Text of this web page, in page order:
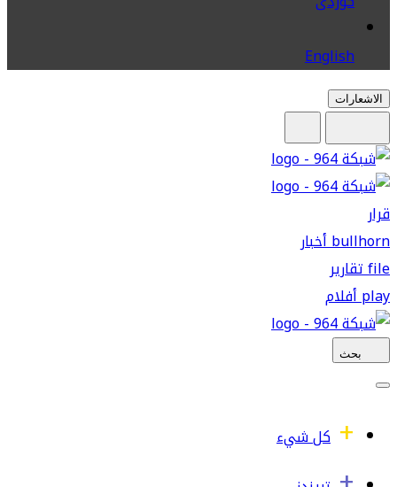
English
الاشعارات
قرار
bullhornأخبار
fileتقارير
playأفلام
بحث
كل شيء